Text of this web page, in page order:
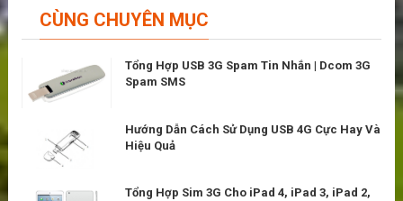
CÙNG CHUYÊN MỤC
Tổng Hợp USB 3G Spam Tin Nhắn | Dcom 3G
Spam SMS
Hướng Dẫn Cách Sử Dụng USB 4G Cực Hay Và
Hiệu Quả
Tổng Hợp Sim 3G Cho iPad 4, iPad 3, iPad 2,